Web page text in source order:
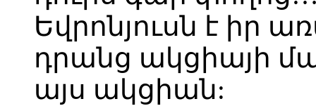
Եվրոնյուսն է իր
դրանց ակցիայի
այս ակցիան: